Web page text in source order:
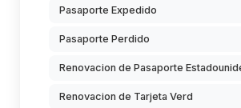
Pasaporte Expedido
Pasaporte Perdido
Renovacion de Pasaporte
Renovacion de Tarjeta Verd